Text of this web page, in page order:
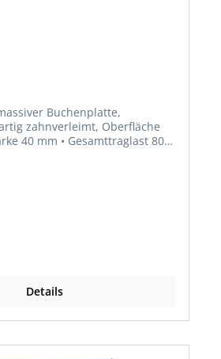
Buchenplatte,
zahnverleimt, Oberfläche
Details